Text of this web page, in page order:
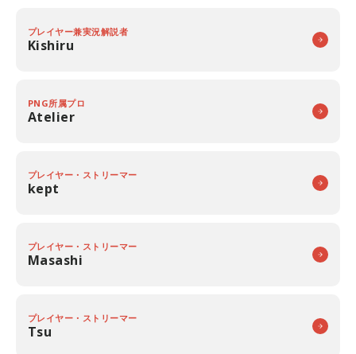
プレイヤー兼実況解説者
Kishiru
PNG所属プロ
Atelier
プレイヤー・ストリーマー
kept
プレイヤー・ストリーマー
Masashi
プレイヤー・ストリーマー
Tsu